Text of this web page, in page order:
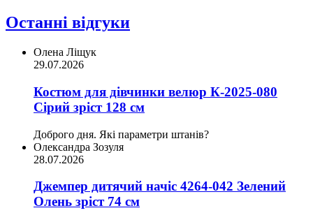
Останні відгуки
Олена Ліщук
29.07.2026
Костюм для дівчинки велюр К-2025-080
Сірий зріст 128 см
Доброго дня. Які параметри штанів?
Олександра Зозуля
28.07.2026
Джемпер дитячий начіс 4264-042 Зелений
Олень зріст 74 см